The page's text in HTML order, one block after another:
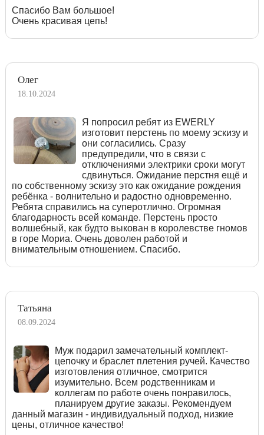
Спасибо Вам большое!
Очень красивая цепь!
Олег
18.10.2024
Я попросил ребят из EWERLY
изготовит перстень по моему эскизу и
они согласились. Сразу
предупредили, что в связи с
отключениями электрики сроки могут
сдвинуться. Ожидание перстня ещё и
по собственному эскизу это как ожидание рождения
ребёнка - волнительно и радостно одновременно.
Ребята справились на суперотлично. Огромная
благодарность всей команде. Перстень просто
волшебный, как будто выкован в королевстве гномов
в горе Мориа. Очень доволен работой и
внимательным отношением. Спасибо.
Татьяна
08.09.2024
Муж подарил замечательный комплект-
цепочку и браслет плетения ручей. Качество
изготовления отличное, смотрится
изумительно. Всем родственникам и
коллегам по работе очень понравилось,
планируем другие заказы. Рекомендуем
данный магазин - индивидуальный подход, низкие
цены, отличное качество!